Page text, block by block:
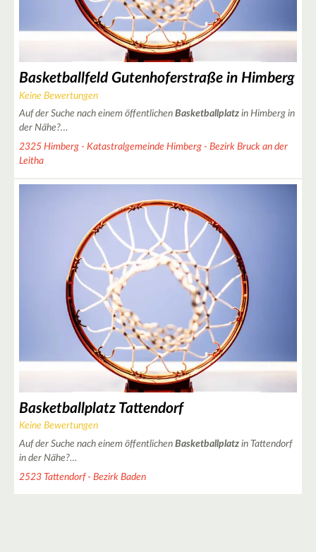
Basketballfeld Gutenhoferstraße in Himberg
Keine Bewertungen
Auf der Suche nach einem öffentlichen Basketballplatz in Himberg in
der Nähe?…
2325 Himberg - Katastralgemeinde Himberg - Bezirk Bruck an der
Leitha
Basketballplatz Tattendorf
Keine Bewertungen
Auf der Suche nach einem öffentlichen Basketballplatz in Tattendorf
in der Nähe?…
2523 Tattendorf - Bezirk Baden
2
2
2
16
21
45